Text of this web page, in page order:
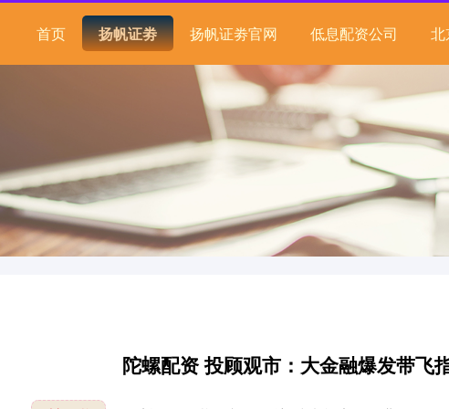
首页 扬帆证劵 扬帆证劵官网 低息配资公司
陀螺配资 投顾观市：大金融爆发带飞